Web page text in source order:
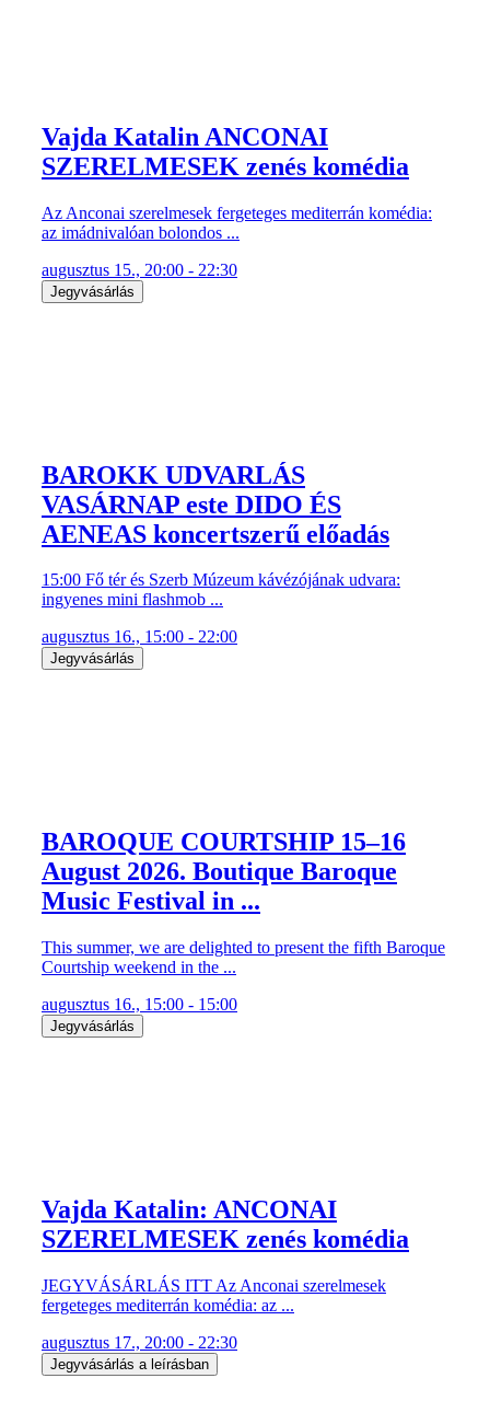
Vajda Katalin ANCONAI
SZERELMESEK zenés komédia
Az Anconai szerelmesek fergeteges mediterrán komédia:
az imádnivalóan bolondos ...
augusztus 15., 20:00 - 22:30
Jegyvásárlás
BAROKK UDVARLÁS
VASÁRNAP este DIDO ÉS
AENEAS koncertszerű előadás
15:00 Fő tér és Szerb Múzeum kávézójának udvara:
ingyenes mini flashmob ...
augusztus 16., 15:00 - 22:00
Jegyvásárlás
BAROQUE COURTSHIP 15–16
August 2026. Boutique Baroque
Music Festival in ...
This summer, we are delighted to present the fifth Baroque
Courtship weekend in the ...
augusztus 16., 15:00 - 15:00
Jegyvásárlás
Vajda Katalin: ANCONAI
SZERELMESEK zenés komédia
JEGYVÁSÁRLÁS ITT Az Anconai szerelmesek
fergeteges mediterrán komédia: az ...
augusztus 17., 20:00 - 22:30
Jegyvásárlás a leírásban